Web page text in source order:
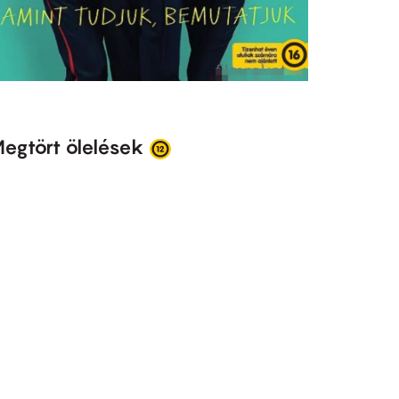
ölelések